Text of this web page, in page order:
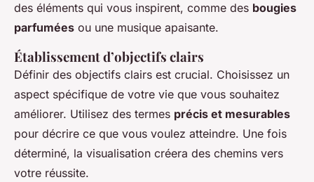
des éléments qui vous inspirent, comme des bougies
parfumées ou une musique apaisante.
Établissement d’objectifs clairs
Définir des objectifs clairs est crucial. Choisissez un
aspect spécifique de votre vie que vous souhaitez
améliorer. Utilisez des termes précis et mesurables
pour décrire ce que vous voulez atteindre. Une fois
déterminé, la visualisation créera des chemins vers
votre réussite.